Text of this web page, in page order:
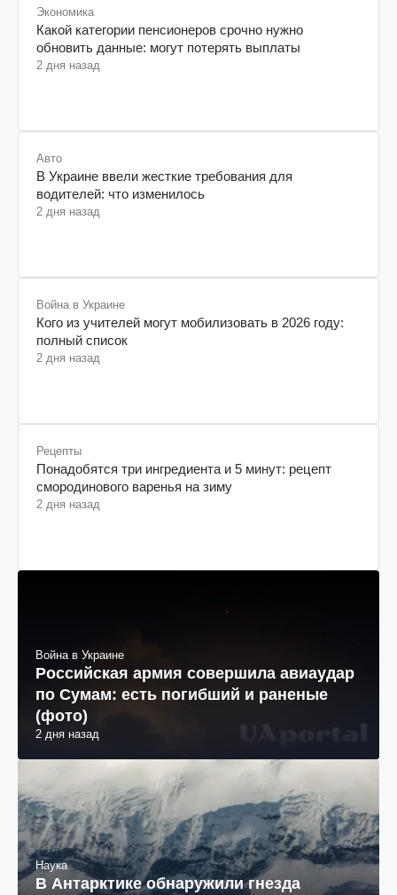
Экономика
Какой категории пенсионеров срочно нужно
обновить данные: могут потерять выплаты
2 дня назад
Авто
В Украине ввели жесткие требования для
водителей: что изменилось
2 дня назад
Война в Украине
Кого из учителей могут мобилизовать в 2026 году:
полный список
2 дня назад
Рецепты
Понадобятся три ингредиента и 5 минут: рецепт
смородинового варенья на зиму
2 дня назад
Война в Украине
Российская армия совершила авиаудар
по Сумам: есть погибший и раненые
(фото)
2 дня назад
Наука
В Антарктике обнаружили гнезда